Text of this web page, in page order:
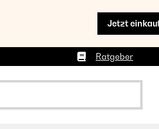
Jetzt
Ratgeber